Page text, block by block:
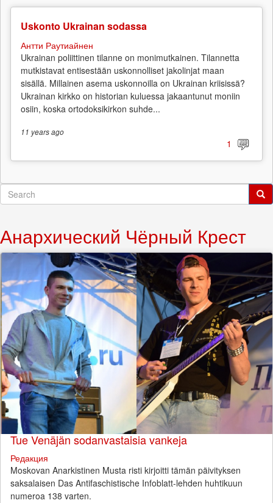
Uskonto Ukrainan sodassa
Антти Раутиайнен
Ukrainan poliittinen tilanne on monimutkainen. Tilannetta
mutkistavat entisestään uskonnolliset jakolinjat maan
sisällä. Millainen asema uskonnoilla on Ukrainan kriisissä?
Ukrainan kirkko on historian kuluessa jakaantunut moniin
osiin, koska ortodoksikirkon suhde...
11 yearsago
1
Search
Анархический Чёрный Крест
Tue Venäjän sodanvastaisia vankeja
Редакция
Moskovan Anarkistinen Musta risti kirjoitti tämän päivityksen
saksalaisen Das Antifaschistische Infoblatt-lehden huhtikuun
numeroa 138 varten.